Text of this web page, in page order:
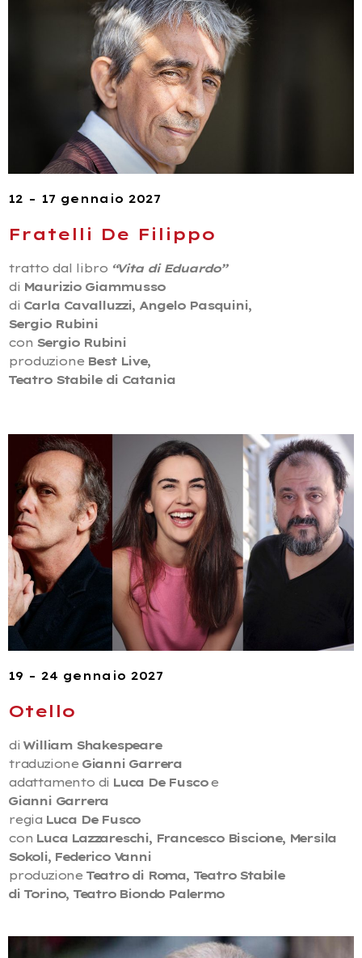
12 – 17 gennaio 2027
Fratelli De Filippo
tratto dal libro “Vita di Eduardo”
di Maurizio Giammusso
di Carla Cavalluzzi, Angelo Pasquini,
Sergio Rubini
con Sergio Rubini
produzione Best Live,
Teatro Stabile di Catania
19 – 24 gennaio 2027
Otello
di William Shakespeare
traduzione Gianni Garrera
adattamento di Luca De Fuscoe
Gianni Garrera
regia Luca De Fusco
con Luca Lazzareschi, Francesco Biscione, Mersila
Sokoli, Federico Vanni
produzione Teatro di Roma, Teatro Stabile
di Torino, Teatro Biondo Palermo